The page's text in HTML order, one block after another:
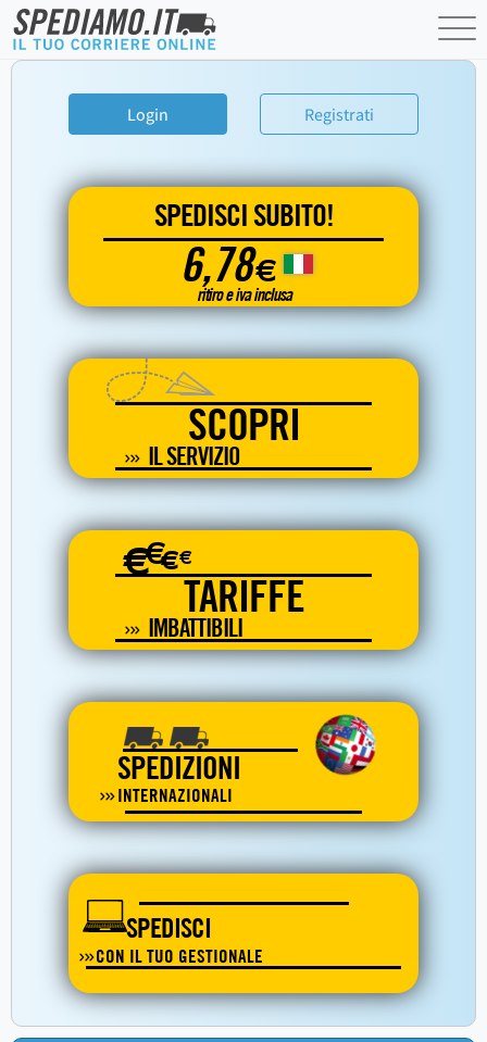
Login Registrati
SPEDISCI SUBITO!
6,78€
ritiro e iva inclusa
SCOPRI
IL SERVIZIO
€€€€
TARIFFE
IMBATTIBILI
SPEDIZIONI
INTERNAZIONALI
SPEDISCI
CON IL TUO GESTIONALE